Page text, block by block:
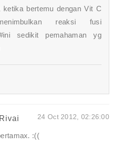
ketika bertemu dengan Vit C
reaksi fusi
sedikit pemahaman yg
24 Oct 2012, 02:26:00
:((